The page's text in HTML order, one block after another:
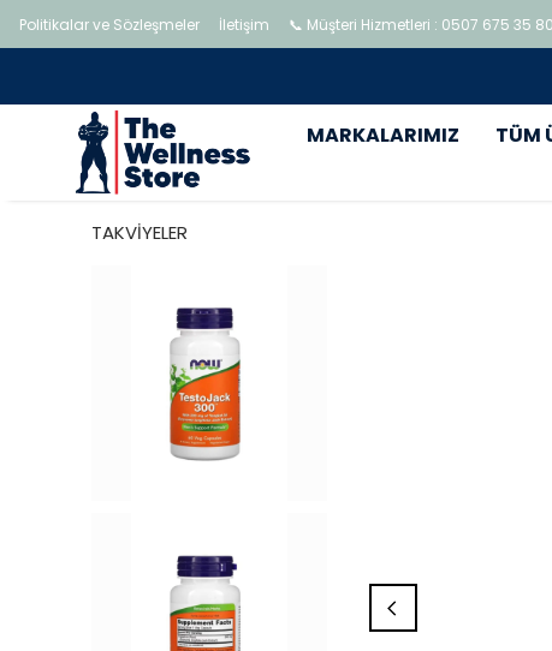
Politikalar ve Sözleşmeler İletişim 📞 Müşteri Hizmetleri : 0507 675 35 80
MARKALARIMIZ TÜM
TAKVİYELER